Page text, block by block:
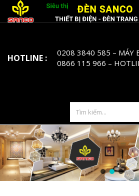
HOTLINE : 0208 3840 585 – MÁY
0866 115 966 –